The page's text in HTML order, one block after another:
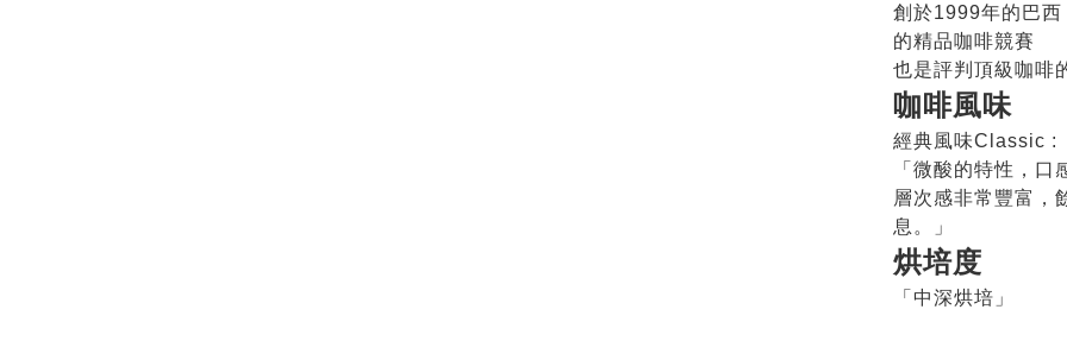
創於1999年的巴
的精品咖啡競賽
也是評判頂級咖啡
咖啡風味
經典風味Classic :
「微酸的特性，
層次感非常豐富，
息。」
烘培度
「中深烘培」